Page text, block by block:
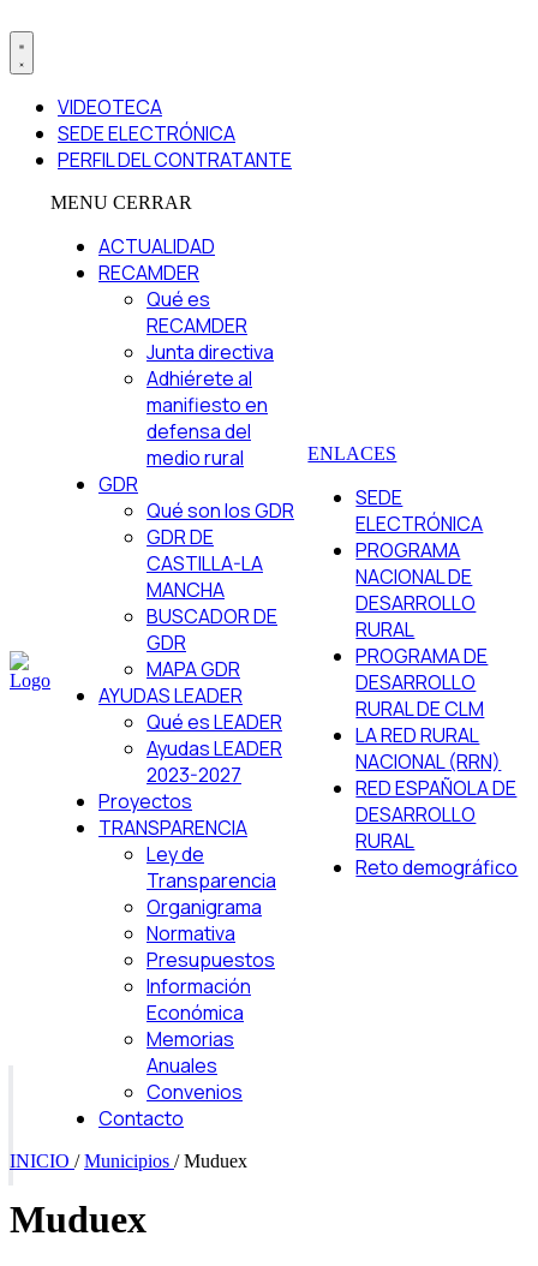
VIDEOTECA
SEDE ELECTRÓNICA
PERFIL DEL CONTRATANTE
MENU CERRAR
ACTUALIDAD
RECAMDER
Qué es
RECAMDER
Junta directiva
Adhiérete al
manifiesto en
defensa del
medio rural
GDR
Qué son los GDR
GDR DE
CASTILLA-LA
MANCHA
BUSCADOR DE
GDR
MAPA GDR
AYUDAS LEADER
Qué es LEADER
Ayudas LEADER
2023-2027
Proyectos
TRANSPARENCIA
Ley de
Transparencia
Organigrama
Normativa
Presupuestos
Información
Económica
Memorias
Anuales
Convenios
Contacto
ENLACES
SEDE
ELECTRÓNICA
PROGRAMA
NACIONAL DE
DESARROLLO
RURAL
PROGRAMA DE
DESARROLLO
RURAL DE CLM
LA RED RURAL
NACIONAL (RRN)
RED ESPAÑOLA DE
DESARROLLO
RURAL
Reto demográfico
INICIO /Municipios /Muduex
Muduex